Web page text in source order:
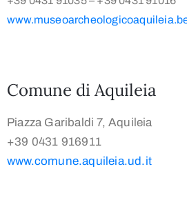
Comune di Aquileia
Piazza Garibaldi 7, Aquileia
+39 0431 916911
www.comune.aquileia.ud.it